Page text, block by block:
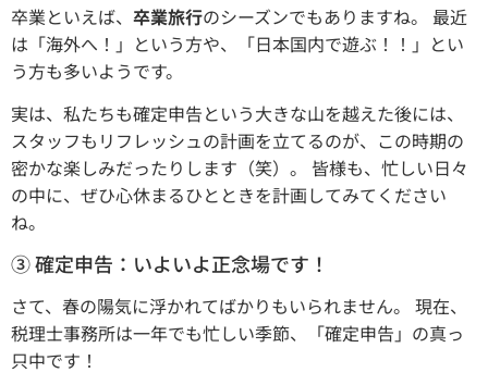
卒業といえば、 卒業旅行のシーズンでもありますね。 最近
は「海外へ！」という方や、「日本国内で遊ぶ！！」とい
う方も多いようです。
実は、私たちも確定申告という大きな山を越えた後には、
スタッフもリフレッシュの計画を立てるのが、この時期の
密かな楽しみだったりします（笑）。 皆様も、忙しい日々
の中に、ぜひ心休まるひとときを計画してみてください
ね。
③ 確定申告：いよいよ正念場です！
さて、春の陽気に浮かれてばかりもいられません。 現在、
税理士事務所は一年でも忙しい季節、「確定申告」の真っ
只中です！